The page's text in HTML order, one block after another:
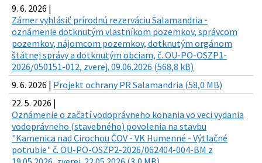
9. 6. 2026 |
Zámer vyhlásiť prírodnú rezerváciu Salamandria -
oznámenie dotknutým vlastníkom pozemkov, správcom
pozemkov, nájomcom pozemkov, dotknutým orgánom
štátnej správy a dotknutým obciam, č. OU-PO-OSZP1-
2026/050151-012, zverej. 09.06.2026 (568,8 kB)
9. 6. 2026 | Projekt ochrany PR Salamandria (58,0 MB)
22. 5. 2026 |
Oznámenie o začatí vodoprávneho konania vo veci vydania
vodoprávneho (stavebného) povolenia na stavbu
"Kamenica nad Cirochou ČOV - VK Humenné - Výtlačné
potrubie" č. OU-PO-OSZP2-2026/062404-004-BM z